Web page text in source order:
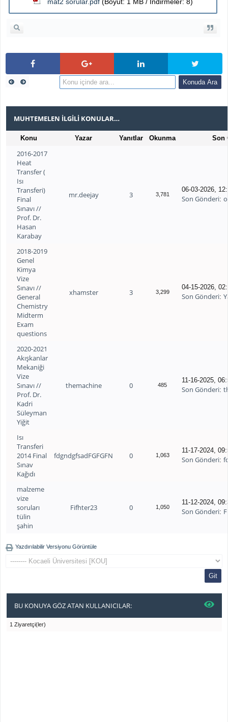
MUHTEMELEN İLGILI KONULAR…
Konu Yazar Yanıtlar Okunma Son
2016-2017
Heat
Transfer (
Isı
Transferi)
Final
Sınavı //
Prof. Dr.
Hasan
Karabay
mr.deejay 3 3,781
06-03-2026,
Son Gönderi:
2018-2019
Genel
Kimya
Vize
Sınavı //
General
Chemistry
Midterm
Exam
questions
xhamster 3 3,299
04-15-2026,
Son Gönderi:
2020-2021
Akışkanlar
Mekaniği
Vize
Sınavı //
Prof. Dr.
Kadri
Süleyman
Yiğit
themachine 0 485
11-16-2025,
Son Gönderi:
Isı
Transferi
2014 Final
Sınav
Kağıdı
fdgndgfsadFGFGFN 0 1,063
11-17-2024,
Son Gönderi:
malzeme
vize
soruları
tülin
şahin
Fifhter23 0 1,050
11-12-2024,
Son Gönderi:
Yazdırılabilir Versiyonu Görüntüle
BU KONUYA GÖZ ATAN KULLANICILAR:
1 Ziyaretçi(ler)